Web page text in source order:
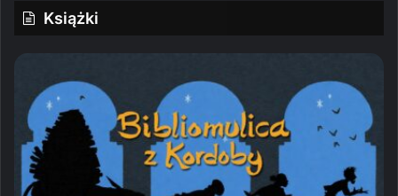
Książki